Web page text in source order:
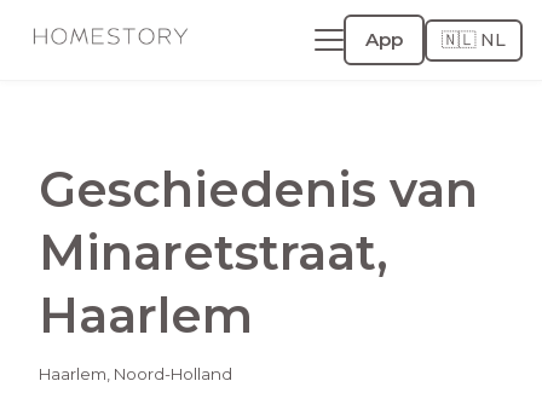
App 🇳🇱 NL
Geschiedenis van
Minaretstraat,
Haarlem
Haarlem, Noord-Holland